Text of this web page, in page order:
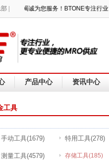
|
网，我们竭诚为您服务！BTONE专注
产品中心 资讯中心
工具
手动工具(1679) 特用工具(278)
测量工具(4579) 存储工具(185)